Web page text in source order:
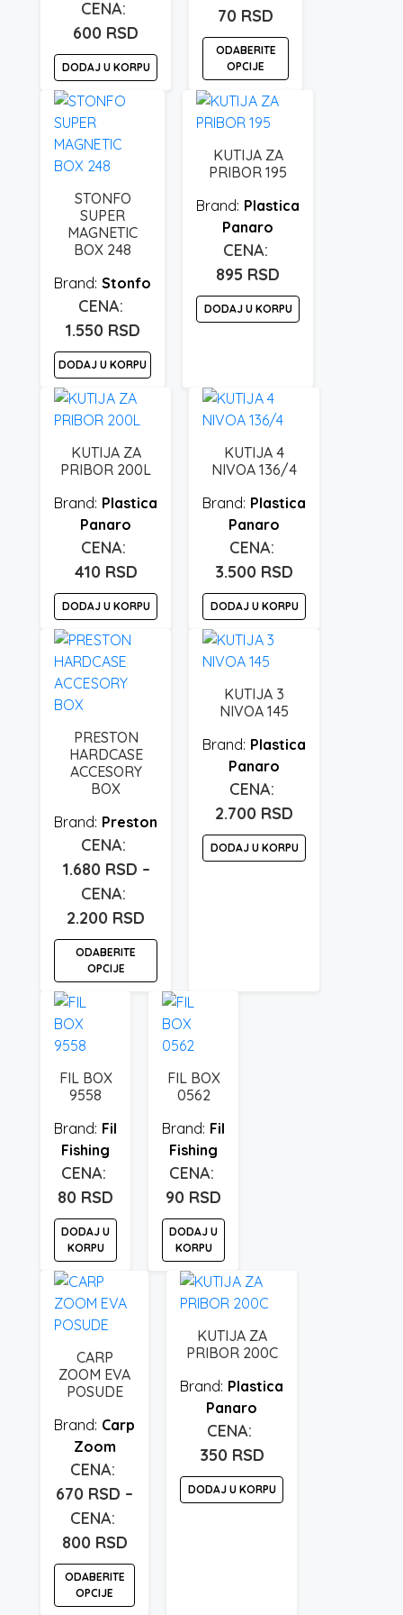
600 RSD
DODAJ U KORPU
70 RSD
ODABERITE
OPCIJE
Ovaj
proizvod
više
Opcije
mogu
izabrane
na
stranici
STONFO
SUPER
MAGNETIC
BOX 248
Stonfo
1.550 RSD
DODAJ U KORPU
KUTIJA ZA
PRIBOR 195
Plastica
Panaro
895 RSD
DODAJ U KORPU
KUTIJA ZA
PRIBOR 200L
Plastica
Panaro
410 RSD
DODAJ U KORPU
KUTIJA 4
NIVOA 136/4
Plastica
Panaro
3.500 RSD
DODAJ U KORPU
PRESTON
HARDCASE
ACCESORY
BOX
Preston
1.680 RSD –
2.200 RSD
cena:
1.680 rsd
do
2.200 rsd
ODABERITE
OPCIJE
Ovaj
proizvod
ima
varijanti.
mogu
biti
izabrane
na
stranici
proizvoda.
KUTIJA 3
NIVOA 145
Plastica
Panaro
2.700 RSD
DODAJ U KORPU
FIL BOX
9558
Fil
Fishing
80 RSD
DODAJ U
KORPU
FIL BOX
0562
Fil
Fishing
90 RSD
DODAJ U
KORPU
CARP
ZOOM EVA
POSUDE
Carp
Zoom
670 RSD –
800 RSDRaspon
cena:
ODABERITE
OPCIJE
KUTIJA ZA
PRIBOR 200C
Plastica
Panaro
350 RSD
DODAJ U KORPU